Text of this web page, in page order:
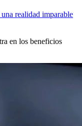
realidad imparable
en los beneficios